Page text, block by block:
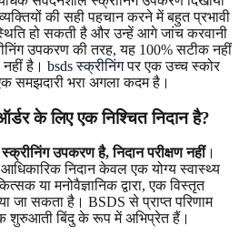
की सही पहचान करने में बहुत प्रभावी
हो सकती है और उन्हें आगे जांच करवानी
उपकरण की तरह, यह 100% सटीक नहीं
है। bsds स्क्रीनिंगपर एक उच्च स्कोर
समझदारी भरा अगला कदम है।
के लिए एक निश्चित निदान है?
उपकरण है, निदान परीक्षण नहीं।
निदान केवल एक योग्य स्वास्थ्य
या मनोवैज्ञानिक द्वारा, एक विस्तृत
जा सकता है। BSDS से प्राप्त परिणाम
शुरुआती बिंदु के रूप में अभिप्रेत हैं।